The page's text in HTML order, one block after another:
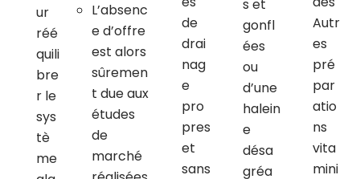
ur
réé
quili
bre
r le
sys
tè
me
L’absenc
e d’offre
est alors
sûremen
t due aux
études
de
marché
de
drai
nag
e
pro
pres
et
sans
s et
gonfl
ées
ou
d’une
halein
e
désa
gréa
Autr
es
pré
par
atio
ns
vita
mini